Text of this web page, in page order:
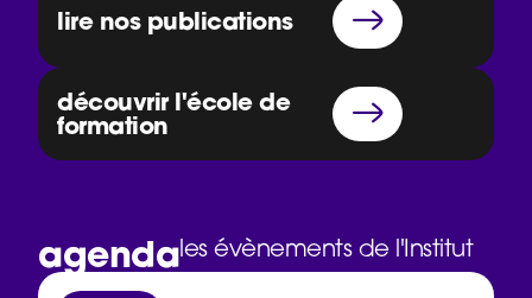
lire nos publications
découvrir l'école de
formation
agendales évènements de l'Institut